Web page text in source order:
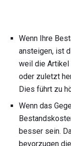
Wenn Ihre
ansteigen, ist
weil die Artikel
oder zuletzt
Dies führt zu
Wenn das
besser sein.
bevorzugen